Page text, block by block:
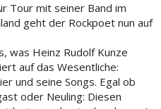
Tour mit seiner Band im
geht der Rockpoet nun auf
was Heinz Rudolf Kunze
auf das Wesentliche:
und seine Songs. Egal ob
oder Neuling: Diesen